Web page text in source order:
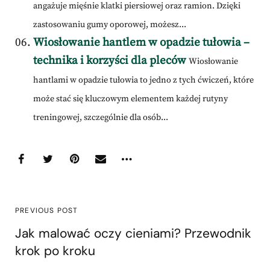
angażuje mięśnie klatki piersiowej oraz ramion. Dzięki
zastosowaniu gumy oporowej, możesz...
Wiosłowanie hantlem w opadzie tułowia –
technika i korzyści dla pleców Wiosłowanie
hantlami w opadzie tułowia to jedno z tych ćwiczeń, które
może stać się kluczowym elementem każdej rutyny
treningowej, szczególnie dla osób...
PREVIOUS POST
Jak malować oczy cieniami? Przewodnik
krok po kroku